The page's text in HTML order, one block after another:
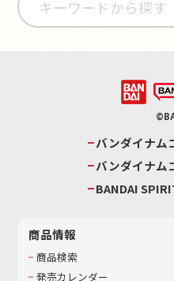
バンダイナム
バンダイナム
BANDAI
商品情報
商品検索
発売カレンダー